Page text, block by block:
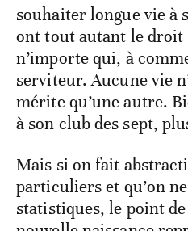
souhaiter longue vie à
ont tout autant le droit
n’importe qui, à
serviteur. Aucune vie
mérite qu’une autre.
à son club des sept,
Mais si on fait
particuliers et qu’on
statistiques, le point